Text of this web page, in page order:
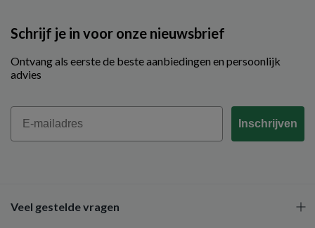
Schrijf je in voor onze nieuwsbrief
Ontvang als eerste de beste aanbiedingen en persoonlijk
advies
Email
Inschrijven
Veel gestelde vragen